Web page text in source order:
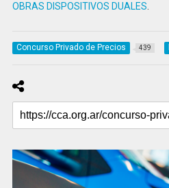
OBRAS DISPOSITIVOS DUALES
Concurso Privado de Precios 439